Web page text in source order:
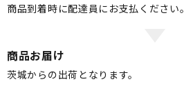
商品到着時に配達員にお支払ください。
商品お届け
茨城からの出荷となります。